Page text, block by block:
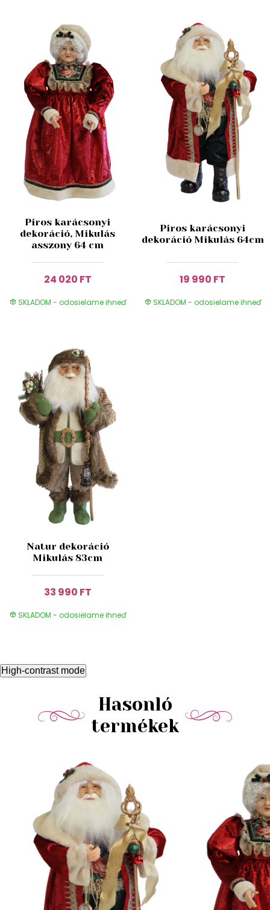
Piros karácsonyi
dekoráció, Mikulás
asszony 64 cm
24 020 FT
SKLADOM - odosielame ihneď
Piros karácsonyi
dekoráció Mikulás 64cm
19 990 FT
SKLADOM - odosielame ihneď
Natur dekoráció
Mikulás 83cm
33 990 FT
SKLADOM - odosielame ihneď
High-contrast mode
Hasonló
termékek